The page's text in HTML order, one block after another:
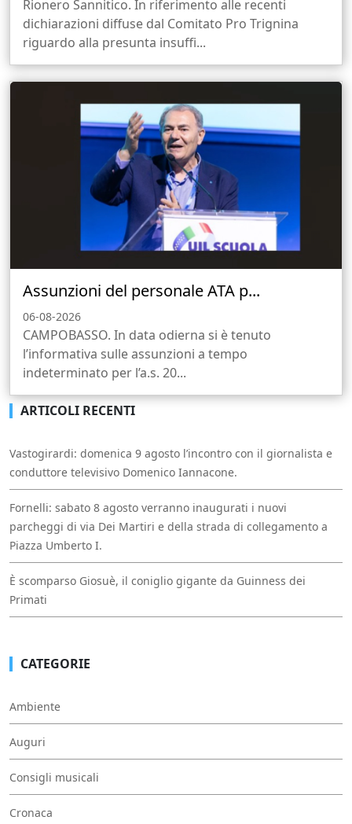
Rionero Sannitico. In riferimento alle recenti
dichiarazioni diffuse dal Comitato Pro Trignina
riguardo alla presunta insuffi...
Assunzioni del personale ATA p...
06-08-2026
CAMPOBASSO. In data odierna si è tenuto
l’informativa sulle assunzioni a tempo
indeterminato per l’a.s. 20...
ARTICOLI RECENTI
Vastogirardi: domenica 9 agosto l’incontro con il giornalista e
conduttore televisivo Domenico Iannacone.
Fornelli: sabato 8 agosto verranno inaugurati i nuovi
parcheggi di via Dei Martiri e della strada di collegamento a
Piazza Umberto I.
È scomparso Giosuè, il coniglio gigante da Guinness dei
Primati
CATEGORIE
Ambiente
Auguri
Consigli musicali
Cronaca